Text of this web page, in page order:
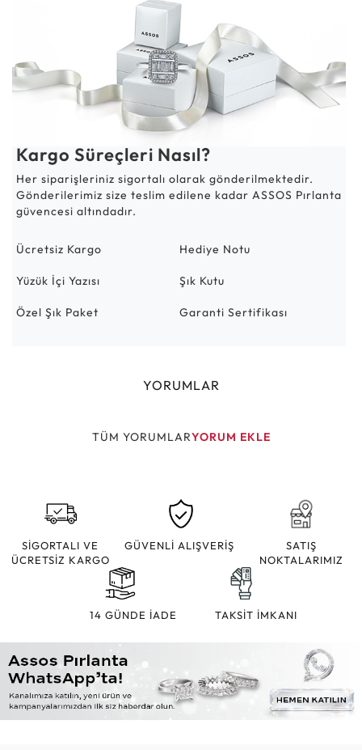
Kargo Süreçleri Nasıl?
Her siparişleriniz sigortalı olarak gönderilmektedir.
Gönderilerimiz size teslim edilene kadar ASSOS Pırlanta
güvencesi altındadır.
Ücretsiz Kargo Hediye Notu
Yüzük İçi Yazısı Şık Kutu
Özel Şık Paket Garanti Sertifikası
YORUMLAR
TÜM YORUMLARYORUM EKLE
SİGORTALI VE
ÜCRETSİZ KARGO
GÜVENLİ ALIŞVERİŞ
SATIŞ
NOKTALARIMIZ
14 GÜNDE İADE TAKSİT İMKANI